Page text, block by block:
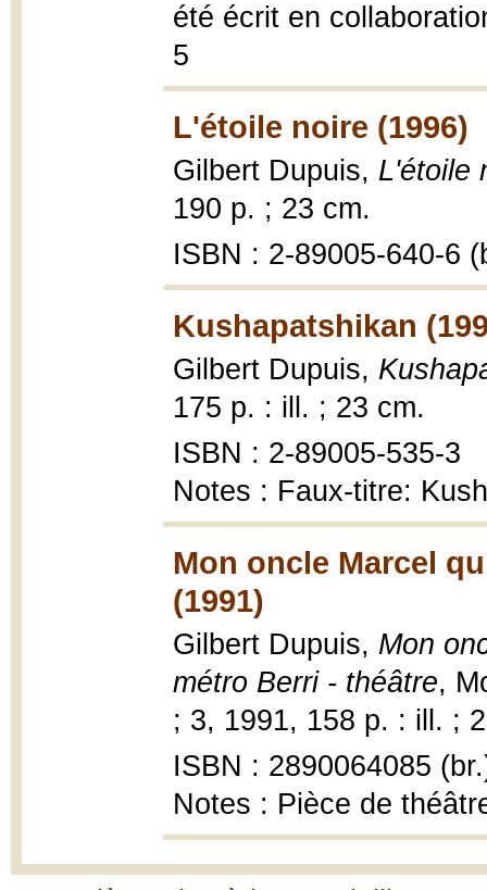
été écrit en
5
L'étoile noire (1996)
Gilbert Dupuis, L'étoile
190 p. ; 23 cm.
ISBN : 2-89005-640-6
Kushapatshikan
Gilbert Dupuis,
175 p. : ill. ; 23 cm.
ISBN : 2-89005-535-3
Notes : Faux-titre:
Mon oncle Marcel
(1991)
Gilbert Dupuis, Mon
métro Berri - théâtre,
; 3, 1991, 158 p. : ill. ;
ISBN : 2890064085
Notes : Pièce de